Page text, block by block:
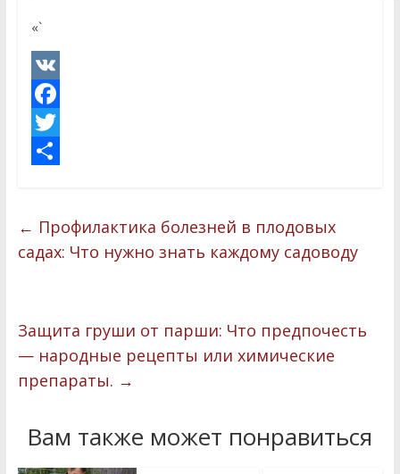
«`
V
K
F
a
b
o
T
t
t
п
р
т
← Профилактика болезней в плодовых
садах: Что нужно знать каждому садоводу
Защита груши от парши: Что предпочесть
— народные рецепты или химические
препараты. →
Вам также может понравиться